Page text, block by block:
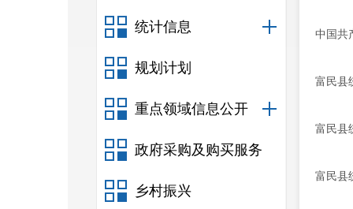
统计信息
规划计划
重点领域信息公开
政府采购及购买服务
乡村振兴
中国共
富民县
富民县
富民县